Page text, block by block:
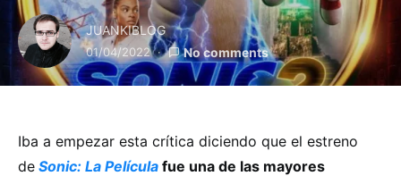
JUANKIBLOG
01/04/2022 No comments
Iba a empezar esta crítica diciendo que el estreno
de Sonic: La Película fue una de las mayores